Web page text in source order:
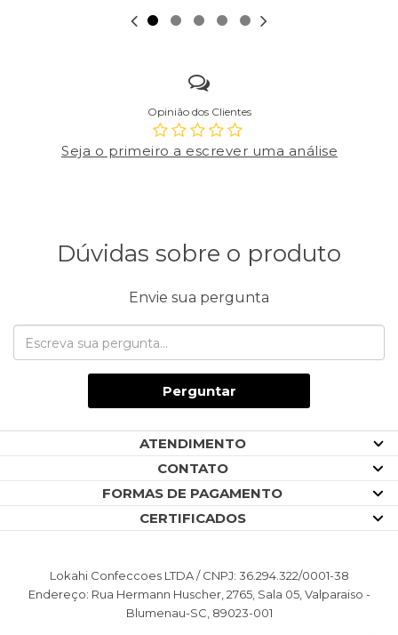
Opinião dos Clientes
Seja o primeiro a escrever uma análise
Dúvidas sobre o produto
Envie sua pergunta
Perguntar
ATENDIMENTO
CONTATO
FORMAS DE PAGAMENTO
CERTIFICADOS
Lokahi Confeccoes LTDA / CNPJ: 36.294.322/0001-38
Endereço: Rua Hermann Huscher, 2765, Sala 05, Valparaiso -
Blumenau-SC, 89023-001